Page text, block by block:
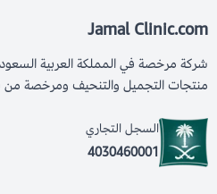
منتجات يونيستي سليم لتغذية
مثالي!
Jamal Clinic.com
شركة مرخصة في المملكة العربية
منتجات التجميل والتنحيف ومرخصة
السجل التجاري
4030460001